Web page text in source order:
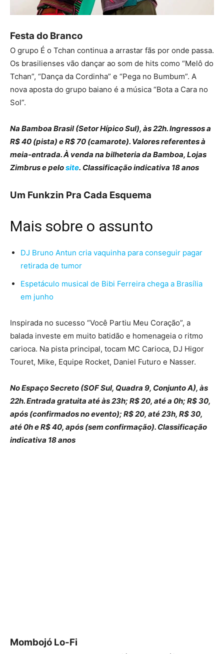
Festa do Branco
O grupo É o Tchan continua a arrastar fãs por onde passa.
Os brasilienses vão dançar ao som de hits como “Melô do
Tchan”, “Dança da Cordinha” e “Pega no Bumbum”. A
nova aposta do grupo baiano é a música “Bota a Cara no
Sol”.
Na Bamboa Brasil (Setor Hípico Sul), às 22h. Ingressos a
R$ 40 (pista) e R$ 70 (camarote). Valores referentes à
meia-entrada. À venda na bilheteria da Bamboa, Lojas
Zimbrus e pelosite. Classificação indicativa 18 anos
Um Funkzin Pra Cada Esquema
Mais sobre o assunto
DJ Bruno Antun cria vaquinha para conseguir pagar
retirada de tumor
Espetáculo musical de Bibi Ferreira chega a Brasília
em junho
Inspirada no sucesso “Você Partiu Meu Coração”, a
balada investe em muito batidão e homenageia o ritmo
carioca. Na pista principal, tocam MC Carioca, DJ Higor
Touret, Mike, Equipe Rocket, Daniel Futuro e Nasser.
No Espaço Secreto (SOF Sul, Quadra 9, Conjunto A), às
22h. Entrada gratuita até às 23h; R$ 20, até a 0h; R$ 30,
após (confirmados no evento); R$ 20, até 23h, R$ 30,
até 0h e R$ 40, após (sem confirmação). Classificação
indicativa 18 anos
Mombojó Lo-Fi